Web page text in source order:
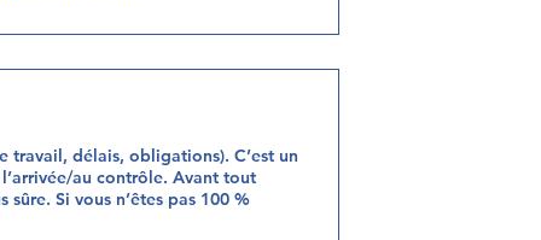
délais, obligations). C’est un
au contrôle. Avant tout
Si vous n’êtes pas 100 %